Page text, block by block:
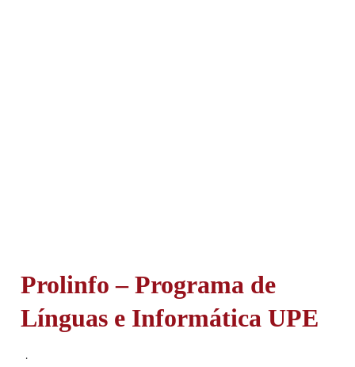
Prolinfo – Programa de
Línguas e Informática UPE
·